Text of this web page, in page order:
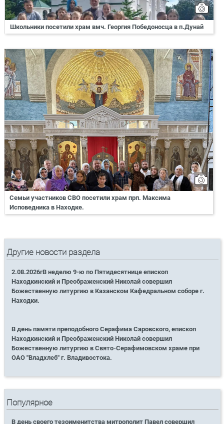
Школьники посетили храм вмч. Георгия Победоносца в п.Дунай
Семьи участников СВО посетили храм прп. Максима
Исповедника в Находке.
Другие новости раздела
2.08.2026гВ неделю 9-ю по Пятидесятнице епископ
Находкинский и Преображенский Николай совершил
Божественную литургию в Казанском Кафедральном соборе г.
Находки.
В день памяти преподобного Серафима Саровского, епископ
Находкинский и Преображенский Николай совершил
Божественную литургию в Свято-Серафимовском храме при
ОАО "Владхлеб" г. Владивостока.
Популярное
В день своего тезоименитства митрополит Павел совершил